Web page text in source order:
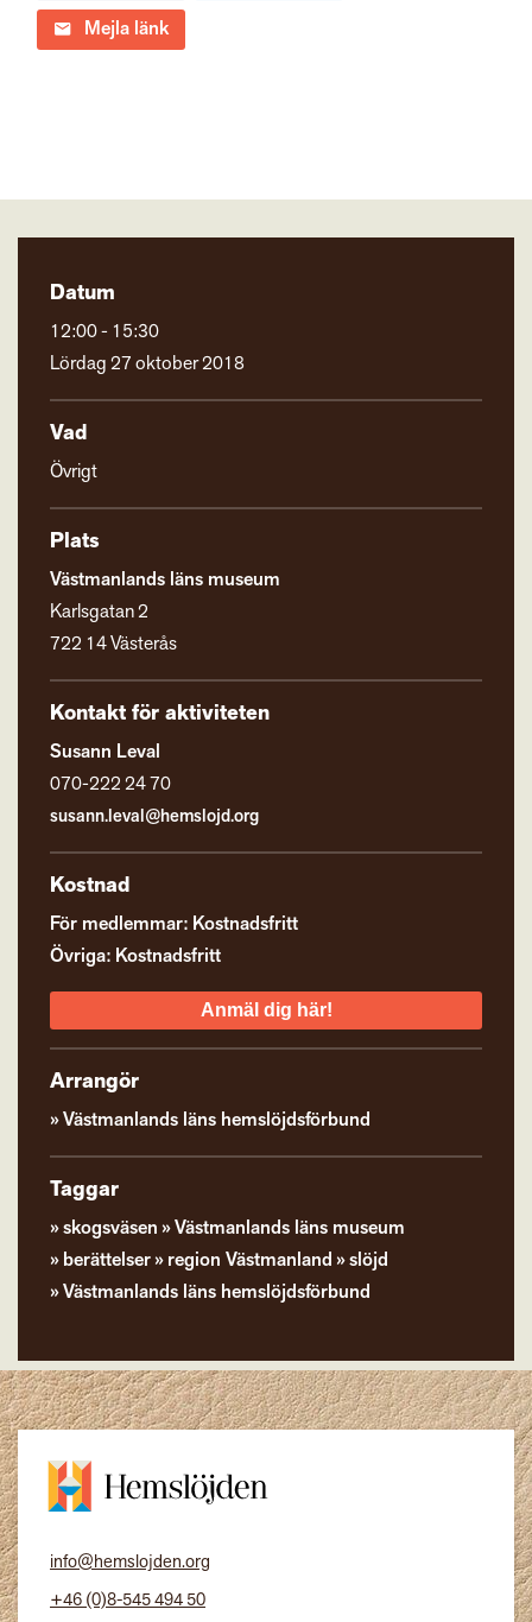
Mejla länk
Datum
12:00 - 15:30
Lördag 27 oktober 2018
Vad
Övrigt
Plats
Västmanlands läns museum
Karlsgatan 2
722 14 Västerås
Kontakt för aktiviteten
Susann Leval
070-222 24 70
susann.leval@hemslojd.org
Kostnad
För medlemmar: Kostnadsfritt
Övriga: Kostnadsfritt
Anmäl dig här!
Arrangör
Västmanlands läns hemslöjdsförbund
Taggar
skogsväsen
Västmanlands läns museum
berättelser
region Västmanland
slöjd
Västmanlands läns hemslöjdsförbund
info@hemslojden.org
+46 (0)8-545 494 50